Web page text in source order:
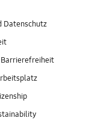
Datenschutz